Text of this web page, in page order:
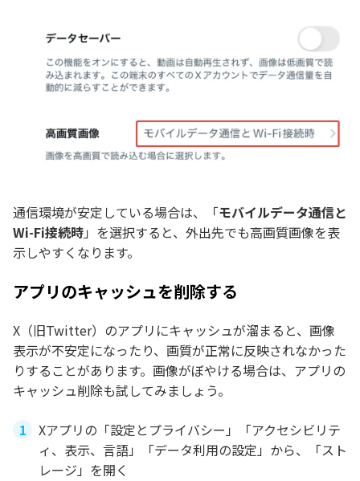
通信環境が安定している場合は、「モバイルデータ通信と
Wi-Fi接続時」を選択すると、外出先でも高画質画像を表
示しやすくなります。
アプリのキャッシュを削除する
X（旧Twitter）のアプリにキャッシュが溜まると、画像
表示が不安定になったり、画質が正常に反映されなかった
りすることがあります。画像がぼやける場合は、アプリの
キャッシュ削除も試してみましょう。
Xアプリの「設定とプライバシー」「アクセシビリテ
ィ、表示、言語」「データ利用の設定」から、「スト
レージ」を開く